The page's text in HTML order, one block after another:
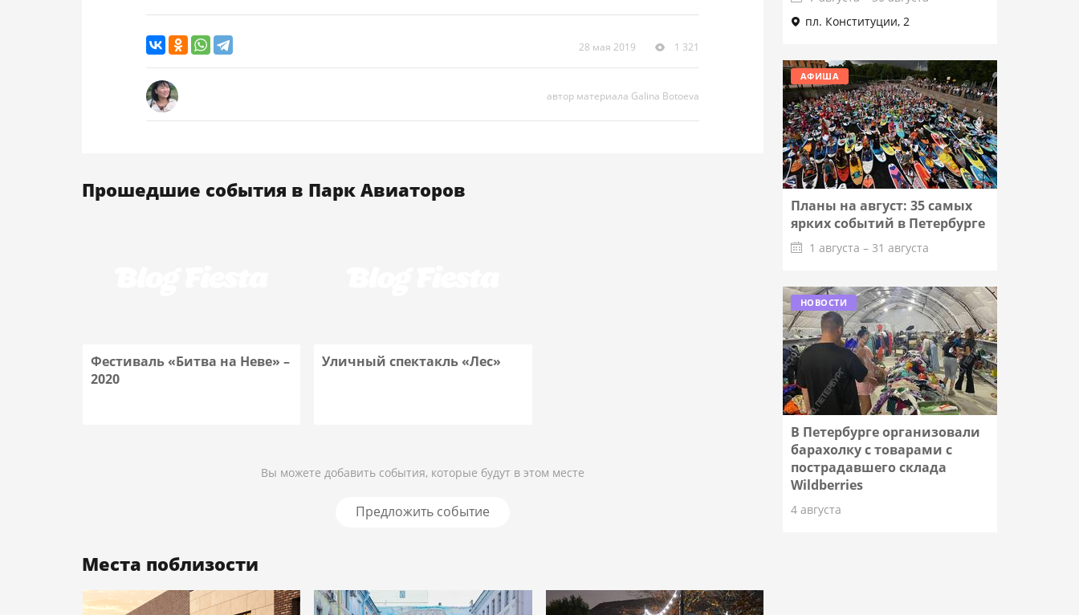
28 мая 2019 1 321
автор материала Galina Botoeva
Прошедшие события в Парк Авиаторов
Фестиваль «Битва на Неве» –
2020
Уличный спектакль «Лес»
Вы можете добавить события, которые будут в этом месте
Предложить событие
Места поблизости
пл. Конституции, 2
Подробнее
АФИША
Планы на август: 35 самых
ярких событий в Петербурге
1 августа – 31 августа
Подробнее
НОВОСТИ
В Петербурге организовали
барахолку с товарами с
пострадавшего склада
Wildberries
4 августа